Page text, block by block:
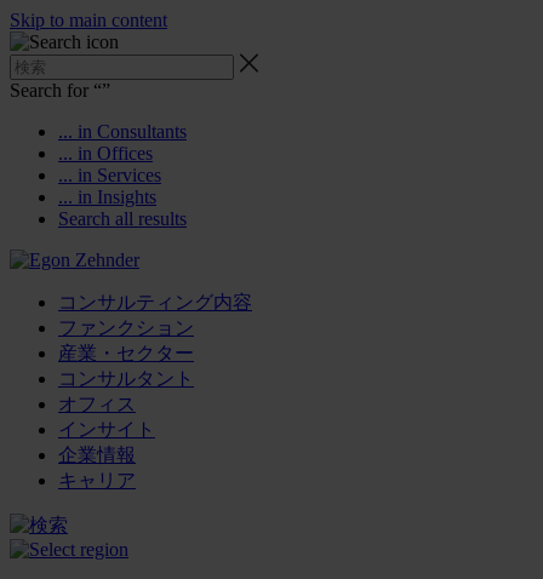
Skip to main content
Search for “”
... in Consultants
... in Offices
... in Services
... in Insights
Search all results
コンサルティング内容
ファンクション
産業・セクター
コンサルタント
オフィス
インサイト
企業情報
キャリア